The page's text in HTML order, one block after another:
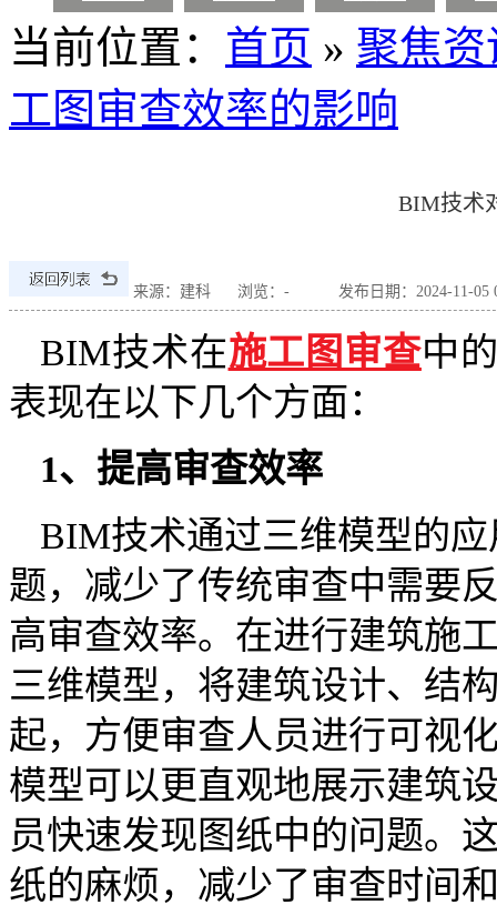
当前位置： 首页 » 聚焦资
工图审查效率的影响
BIM技术
来源：建科 浏览： - 发布日期：2024-11-05
BIM技术在施工图审查中
表现在以下几个方面：
1、提高审查效率
BIM技术通过三维模型的
题，减少了传统审查中需要
高审查效率。在进行建筑施
三维模型，将建筑设计、结
起，方便审查人员进行可视
模型可以更直观地展示建筑
员快速发现图纸中的问题。
纸的麻烦，减少了审查时间